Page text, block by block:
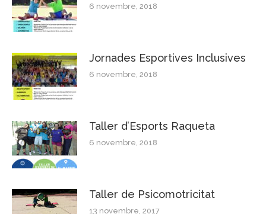
6 novembre, 2018
Jornades Esportives Inclusives
6 novembre, 2018
Taller d’Esports Raqueta
6 novembre, 2018
Taller de Psicomotricitat
13 novembre, 2017